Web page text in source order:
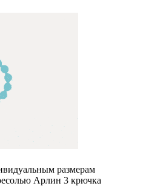
размерам
Арлин 3 крючка